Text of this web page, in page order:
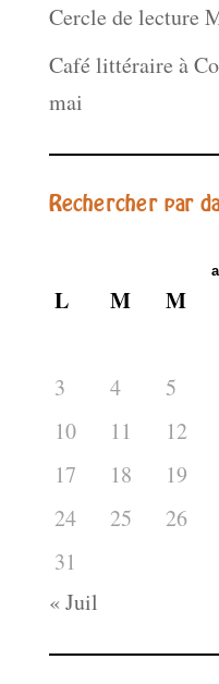
Cercle de lecture
Café littéraire à
mai
Rechercher par
L M M
3
4 5
10
11 12
17
18 19
24
25 26
31
« Juil